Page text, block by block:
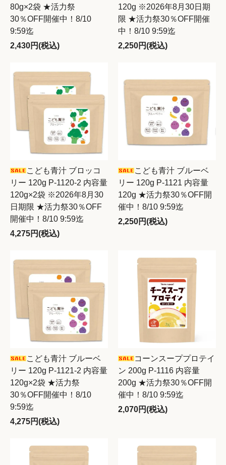
80g×2袋 ★活力祭
30％OFF開催中！8/10
9:59迄
2,430円(税込)
120g ※2026年8月30日期
限 ★活力祭30％OFF開催
中！8/10 9:59迄
2,250円(税込)
こども青汁 ブロッコ
リー 120g P-1120-2 内容量
120g×2袋 ※2026年8月30
日期限 ★活力祭30％OFF
開催中！8/10 9:59迄
4,275円(税込)
こども青汁 ブルーベ
リー 120g P-1121 内容量
120g ★活力祭30％OFF開
催中！8/10 9:59迄
2,250円(税込)
こども青汁 ブルーベ
リー 120g P-1121-2 内容量
120g×2袋 ★活力祭
30％OFF開催中！8/10
9:59迄
4,275円(税込)
コーンスーププロテイ
ン 200g P-1116 内容量
200g ★活力祭30％OFF開
催中！8/10 9:59迄
2,070円(税込)